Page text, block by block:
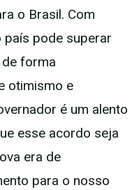
o Brasil. Com
país pode superar
forma
otimismo e
é um alento
esse acordo seja
era de
para o nosso